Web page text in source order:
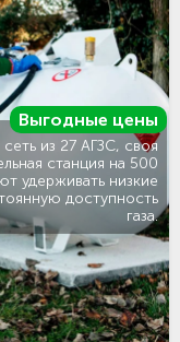
Выгодные цены
из 27 АГЗС, своя
станция на 500
удерживать низкие
доступность
газа.